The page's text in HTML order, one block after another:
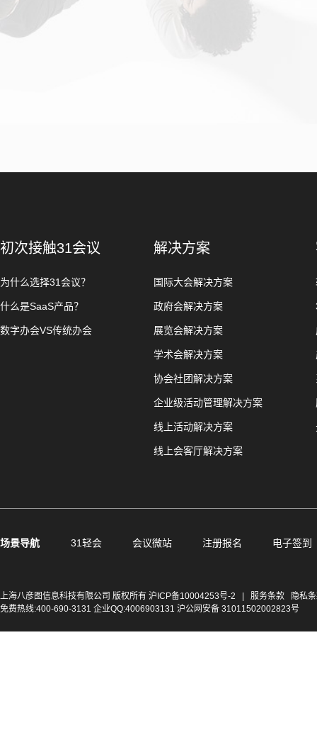
初次接触31会议
为什么选择31会议？
什么是SaaS产品？
数字办会VS传统办会
解决方案
国际大会解决方案
政府会解决方案
展览会解决方案
学术会解决方案
协会社团解决方案
企业级活动管理解决方案
线上活动解决方案
线上会客厅解决方案
场景导航 31轻会 会议微站 注册报名 电子签到
上海八彦图信息科技有限公司 版权所有 沪ICP备10004253号-2 服务条款
隐私
免费热线:400-690-3131 企业QQ:4006903131 沪公网安备 31011502002823号